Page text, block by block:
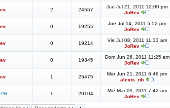
2 24557
Jue Jul 21, 2011 12:00 pm
JoRev
0 19255
Jue Jul 14, 2011 5:52 pm
JoRev
0 19214
Vie Jul 08, 2011 11:33 am
JoRev
0 19345
Dom Jun 26, 2011 11:25 am
JoRev
1 25475
Mar Jun 21, 2011 6:46 pm
alexis_nb
1 20104
Mié Mar 09, 2011 7:42 am
JoRev